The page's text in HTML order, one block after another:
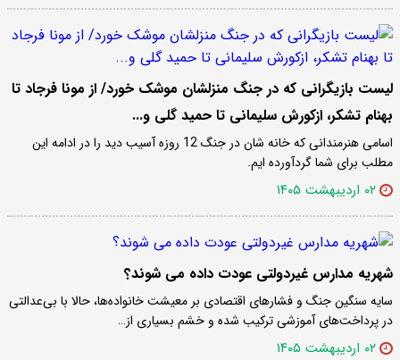
لیست بازیگرانی که در جنگ منزلشان موشک خورد/ از مونا فرجاد تا
بهنام تشکر، ازکورش سلیمانی تا حمید گلی و...
اسامی هنرمندانی که خانه شان در جنگ 12 روزه آسیب دید را در ادامه این
مطلب برای شما گردآورده ایم.
۰۲ اردیبهشت ۱۴۰۵
شهریه مدارس غیردولتی عودت داده می شوند؟
سایه سنگین جنگ و فشارهای اقتصادی بر معیشت خانواده‌ها، حالا با بی‌عدالتی
در پرداخت‌های آموزشی ترکیب شده و خشم بسیاری از…
۰۲ اردیبهشت ۱۴۰۵